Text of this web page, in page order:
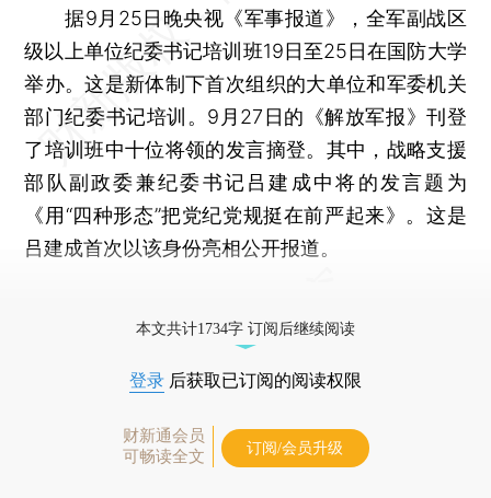
据9月25日晚央视《军事报道》，全军副战区
级以上单位纪委书记培训班19日至25日在国防大学
举办。这是新体制下首次组织的大单位和军委机关
部门纪委书记培训。9月27日的《解放军报》刊登
了培训班中十位将领的发言摘登。其中，战略支援
部队副政委兼纪委书记吕建成中将的发言题为
《用“四种形态”把党纪党规挺在前严起来》。这是
吕建成首次以该身份亮相公开报道。
本文共计1734字 订阅后继续阅读
登录 后获取已订阅的阅读权限
财新通会员
可畅读全文
订阅/会员升级